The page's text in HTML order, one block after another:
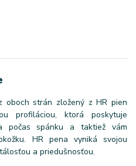
oboch strán zložený z HR pien
profiláciou, ktorá poskytuje
počas spánku a taktiež vám
HR pena vyniká svojou
a priedušnosťou.